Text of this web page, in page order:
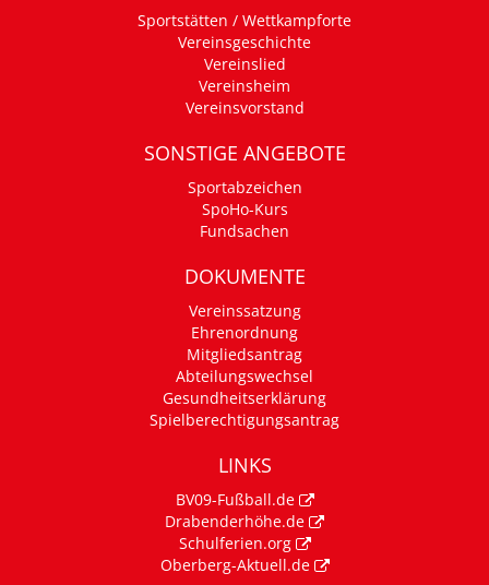
Sportstätten / Wettkampforte
Vereinsgeschichte
Vereinslied
Vereinsheim
Vereinsvorstand
SONSTIGE ANGEBOTE
Sportabzeichen
SpoHo-Kurs
Fundsachen
DOKUMENTE
Vereinssatzung
Ehrenordnung
Mitgliedsantrag
Abteilungswechsel
Gesundheitserklärung
Spielberechtigungsantrag
LINKS
BV09-Fußball.de
Drabenderhöhe.de
Schulferien.org
Oberberg-Aktuell.de